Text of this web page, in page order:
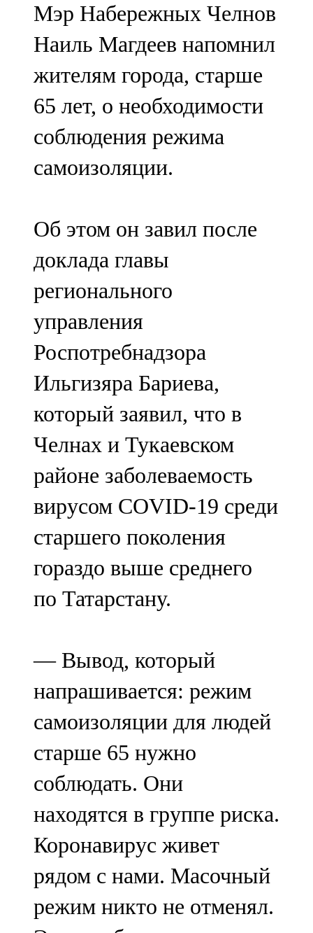
106,2 FM
Минзәлә
107,3 FM
Мөслим
100,0 FM
Нурлат
Олы Әтнә
71,42 FM
Сарман
107,8 FM
Теләче
106,1 FM
Түбән Кама
102,6 FM
Чирмешән
107,7 FM
Чистай
103,0 FM
Чүпрәле
Шәмәрдән
102,3 FM
Яңа чишмә
107,0 FM
Яр Чаллы
105,5 FM
Мэр Набережных Челнов
Наиль Магдеев напомнил
жителям города, старше
65 лет, о необходимости
соблюдения режима
самоизоляции.
Об этом он завил после
доклада главы
регионального
управления
Роспотребнадзора
Ильгизяра Бариева,
который заявил, что в
Челнах и Тукаевском
районе заболеваемость
вирусом COVID-19 среди
старшего поколения
гораздо выше среднего
по Татарстану.
— Вывод, который
напрашивается: режим
самоизоляции для людей
старше 65 нужно
соблюдать. Они
находятся в группе риска.
Коронавирус живет
рядом с нами. Масочный
режим никто не отменял.